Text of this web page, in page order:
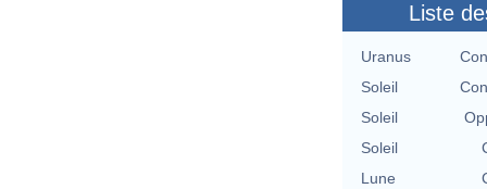
Liste
Uranus
Soleil
Soleil
Soleil
Lune